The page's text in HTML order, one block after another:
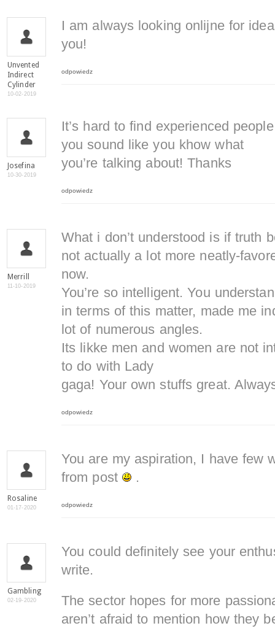
Unvented
Indirect
Cylinder
10-02-2019
I am always looking onlijne for
you!
odpowiedz
Josefina
10-30-2019
It’s hard to find experienced
you sound like you khow what
you’re talking about! Thanks
odpowiedz
Merrill
11-10-2019
What i don’t understood is if truth
not actually a lot more neatly-
now.
You’re so intelligent. You
in terms of this matter, made me
lot of numerous angles.
Its likke men and women are not
to do with Lady
gaga! Your own stuffs great.
odpowiedz
Rosaline
01-17-2020
You are my aspiration, I have few
from post
.
odpowiedz
Gambling
02-19-2020
You could definitely see your
write.
The sector hopes for more
aren’t afraid to mention how they